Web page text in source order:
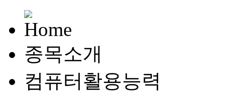
종목소개
컴퓨터활용능력